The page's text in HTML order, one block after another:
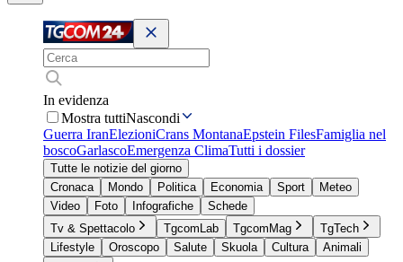
In evidenza
Mostra tuttiNascondi
Guerra IranElezioniCrans MontanaEpstein FilesFamiglia nel
boscoGarlascoEmergenza ClimaTutti i dossier
Tutte le notizie del giorno
Cronaca
Mondo Politica Economia Sport
Meteo
Video
Foto Infografiche
Schede
Tv & Spettacolo
TgcomLab TgcomMag
TgTech
Lifestyle
Oroscopo Salute Skuola Cultura
Animali